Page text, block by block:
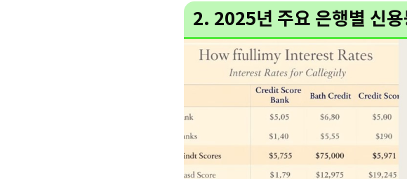
2. 2025년 주요 은행별 신